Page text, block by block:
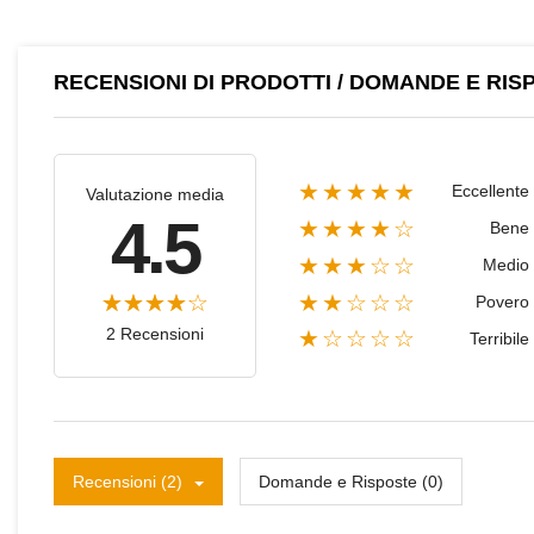
RECENSIONI DI PRODOTTI / DOMANDE E
Valutazione media
4.5
2 Recensioni
★★★★★ Eccellente
★★★★☆ Bene
★★★☆☆ Medio
★★☆☆☆ Povero
★☆☆☆☆ Terribile
Recensioni (2) Domande e Risposte (0)